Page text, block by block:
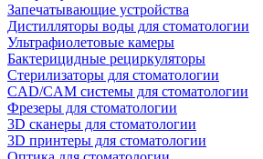
Запечатывающие устройства
Дистилляторы воды для стоматологии
Ультрафиолетовые камеры
Бактерицидные рециркуляторы
Стерилизаторы для стоматологии
CAD/CAM системы для стоматологии
Фрезеры для стоматологии
3D cканеры для стоматологии
3D принтеры для стоматологии